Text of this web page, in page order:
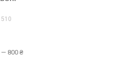
510
— 800 ₴